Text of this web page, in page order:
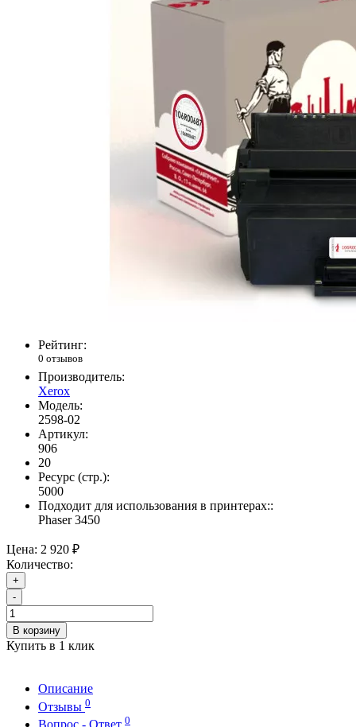
Рейтинг:
0 отзывов
Производитель:
Xerox
Модель:
2598-02
Артикул:
906
20
Ресурс (стр.):
5000
Подходит для использования в принтерах::
Phaser 3450
Цена: 2 920 ₽
Количество:
+
-
В корзину
Купить в 1 клик
Описание
Отзывы 0
0